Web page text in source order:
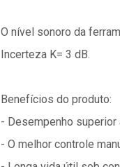
O nível sonoro da
Incerteza K= 3 dB.
Benefícios do produto:
- Desempenho
- O melhor controle